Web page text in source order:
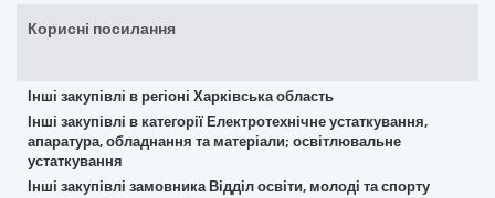
Корисні посилання
Інші закупівлі в регіоні Харківська область
Інші закупівлі в категорії Електротехнічне устаткування,
апаратура, обладнання та матеріали; освітлювальне
устаткування
Інші закупівлі замовника Відділ освіти, молоді та спорту